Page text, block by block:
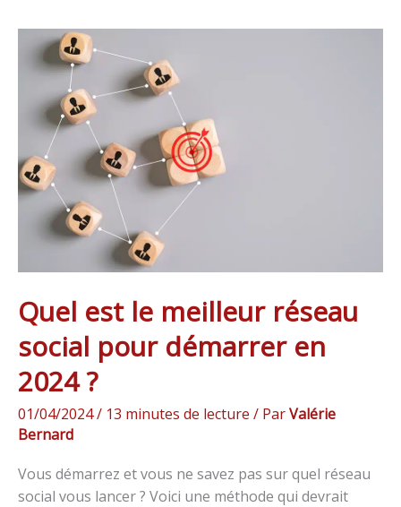
Quel est le meilleur réseau
social pour démarrer en
2024 ?
01/04/2024/ 13 minutes de lecture / ParValérie
Bernard
Vous démarrez et vous ne savez pas sur quel réseau
social vous lancer ? Voici une méthode qui devrait
Quel
meilleur
réseau
social
pour
démarrer
2024